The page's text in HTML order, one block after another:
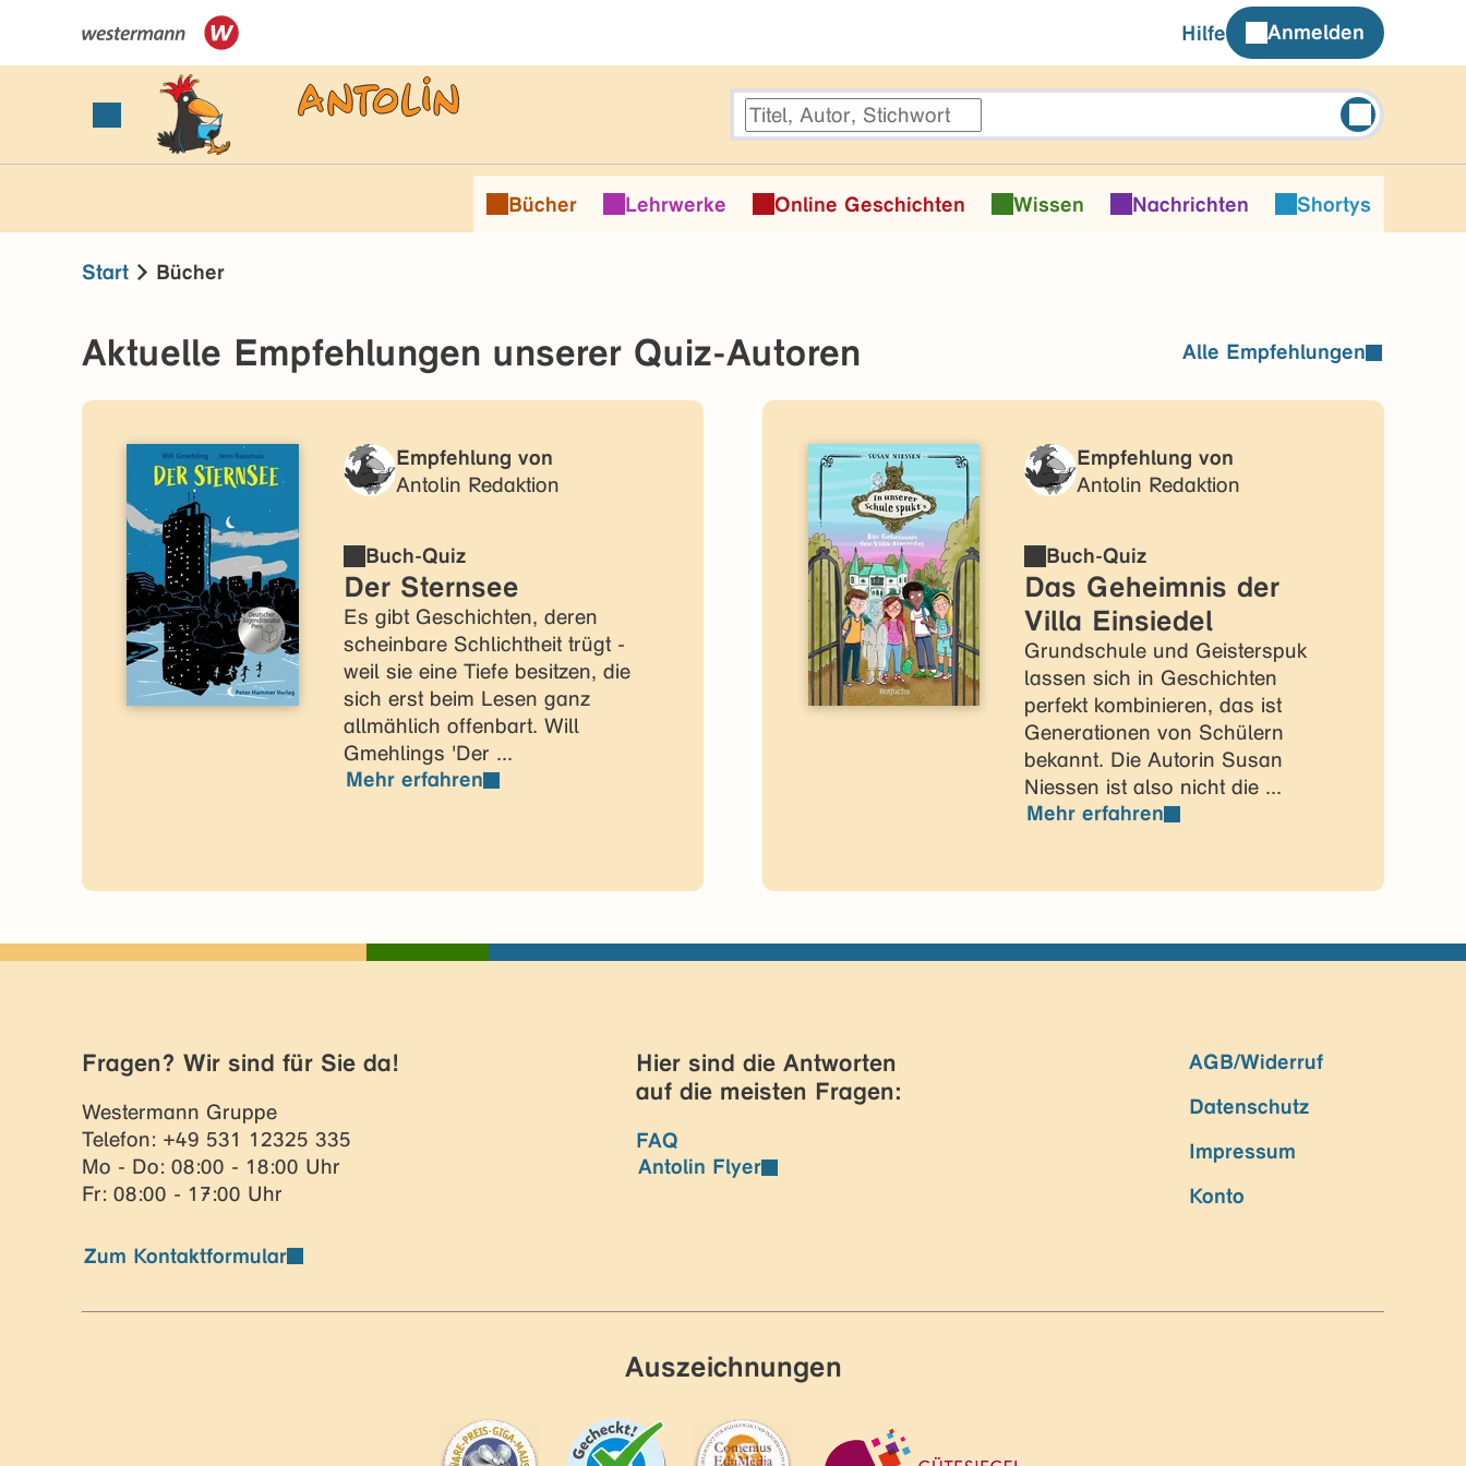
Hilfe Anmelden
Bücher Lehrwerke Online Geschichten Wissen Nachrichten Shortys
Start Bücher
Aktuelle Empfehlungen unserer Quiz-Autoren Alle Empfehlungen
Empfehlung von
Antolin Redaktion
Buch-Quiz
Der Sternsee
Es gibt Geschichten, deren
scheinbare Schlichtheit trügt -
weil sie eine Tiefe besitzen, die
sich erst beim Lesen ganz
allmählich offenbart. Will
Gmehlings 'Der ...
Mehr erfahren
Empfehlung von
Antolin Redaktion
Buch-Quiz
Das Geheimnis der
Villa Einsiedel
Grundschule und Geisterspuk
lassen sich in Geschichten
perfekt kombinieren, das ist
Generationen von Schülern
bekannt. Die Autorin Susan
Niessen ist also nicht die ...
Mehr erfahren
Fragen? Wir sind für Sie da!
Westermann Gruppe
Telefon: +49 531 12325 335
Mo - Do: 08:00 - 18:00 Uhr
Fr: 08:00 - 17:00 Uhr
Zum Kontaktformular
Hier sind die Antworten
auf die meisten Fragen:
FAQ
Antolin Flyer
AGB/Widerruf
Datenschutz
Impressum
Konto
Auszeichnungen